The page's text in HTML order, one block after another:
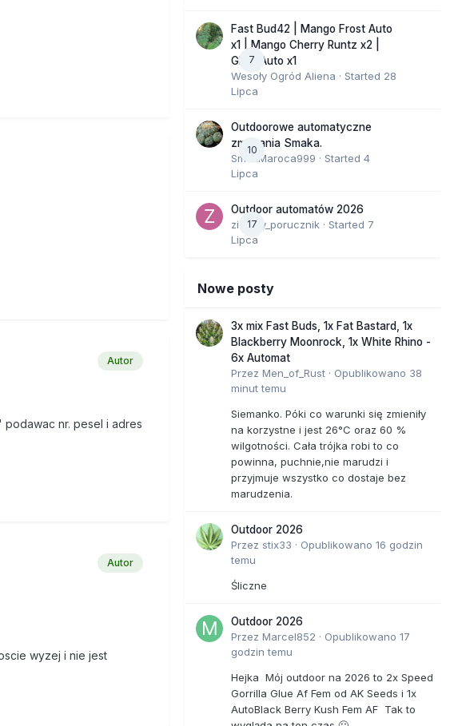
Autor
nr. pesel i adres
Autor
wyzej i nie jest
7
Fast Bud42 | Mango Frost Auto
x1 | Mango Cherry Runtz x2 |
GMO Auto x1
Wesoły Ogród Aliena · Started 28
Lipca
10
Outdoorowe automatyczne
zmagania Smaka.
SmakMaroca999 · Started 4
Lipca
17
Outdoor automatów 2026
zielony_porucznik · Started 7
Lipca
Nowe posty
3x mix Fast Buds, 1x Fat Bastard, 1x
Blackberry Moonrock, 1x White Rhino -
6x Automat
Przez Men_of_Rust · Opublikowano 38
minut temu
Siemanko. Póki co warunki się zmieniły
na korzystne i jest 26°C oraz 60 %
wilgotności. Cała trójka robi to co
powinna, puchnie,nie marudzi i
przyjmuje wszystko co dostaje bez
marudzenia.
Outdoor 2026
Przez stix33 · Opublikowano 16 godzin
temu
Śliczne
Outdoor 2026
Przez Marcel852 · Opublikowano 17
godzin temu
Hejka Mój outdoor na 2026 to 2x Speed
Gorrilla Glue Af Fem od AK Seeds i 1x
AutoBlack Berry Kush Fem AF Tak to